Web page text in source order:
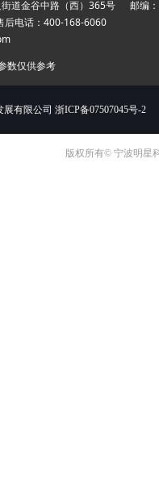
街道金谷中路（西）365号 邮编
售后电话：400-
数仅供参考
有限公司 浙ICP备07507045号-2
版权所有© 宁波明星